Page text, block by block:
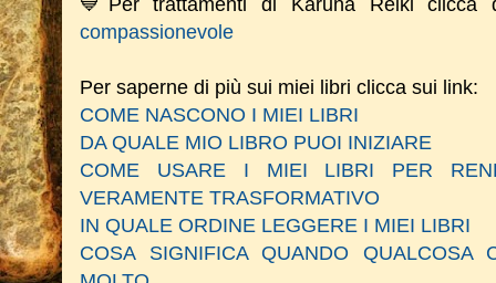
💙Per trattamenti di Karuna Reiki
compassionevole
Per saperne di più sui miei libri clicca sui link:
COME NASCONO I MIEI LIBRI
DA QUALE MIO LIBRO PUOI INIZIARE
COME USARE I MIEI LIBRI PER
VERAMENTE TRASFORMATIVO
IN QUALE ORDINE LEGGERE I MIEI LIBRI
COSA SIGNIFICA QUANDO QUALCOSA